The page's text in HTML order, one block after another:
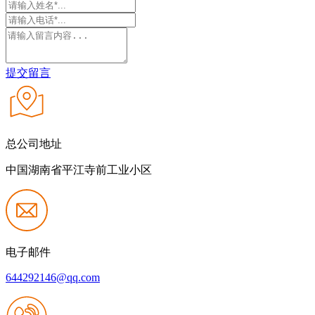
提交留言
总公司地址
中国湖南省平江寺前工业小区
电子邮件
644292146@qq.com